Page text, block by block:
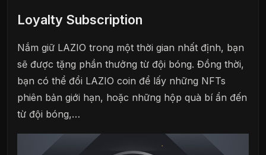
Loyalty Subscription
Nắm giữ LAZIO trong một thời gian nhất định, bạn
sẽ được tặng phần thưởng từ đội bóng. Đồng thời,
bạn có thể đổi LAZIO coin để lấy những NFTs
phiên bản giới hạn, hoặc những hộp quà bí ẩn đến
từ đội bóng,…